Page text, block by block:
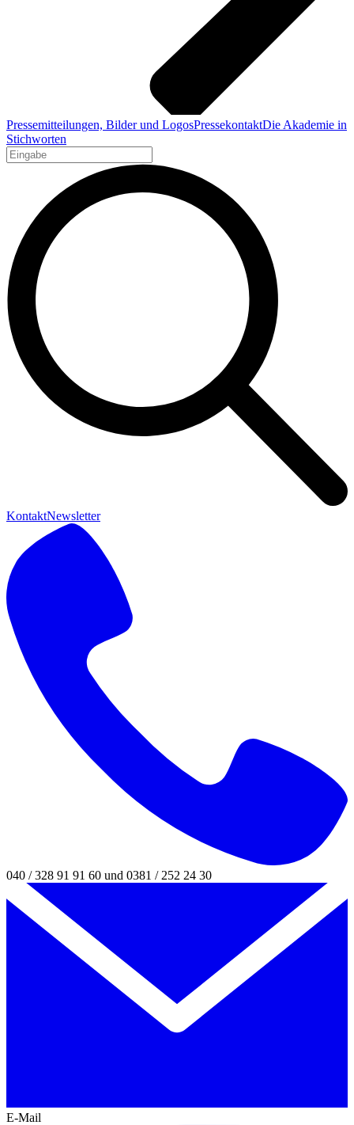
Pressemitteilungen, Bilder und LogosPressekontaktDie Akademie in
Stichworten
KontaktNewsletter
040 / 328 91 91 60 und 0381 / 252 24 30
E-Mail